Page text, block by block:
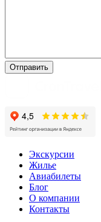
Экскурсии
Жилье
Авиабилеты
Блог
О компании
Контакты